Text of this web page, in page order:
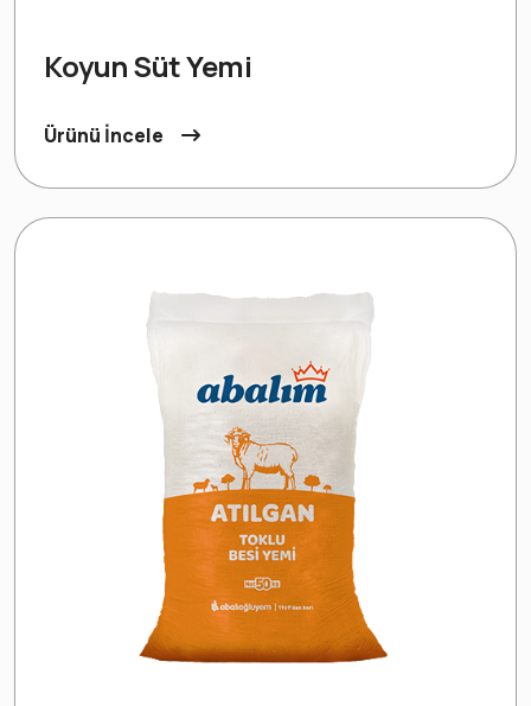
Koyun Süt Yemi
Ürünü İncele